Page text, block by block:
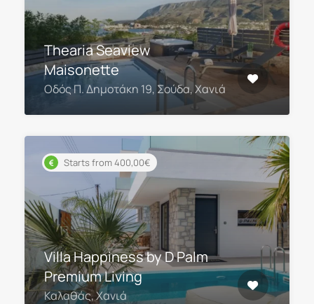
Thearia Seaview
Maisonette
Οδός Π. Δημοτάκη 19, Σούδα, Χανιά
Starts from 400,00€
Villa Happiness by D Palm
Premium Living
Καλαθάς, Χανιά